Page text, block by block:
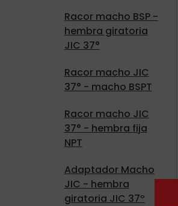
Racor macho BSP -
hembra giratoria
JIC 37°
Racor macho JIC
37° - macho BSPT
Racor macho JIC
37° - hembra fija
NPT
Adaptador Macho
JIC - hembra
giratoria JIC 37º